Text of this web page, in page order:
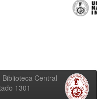
Central
1301